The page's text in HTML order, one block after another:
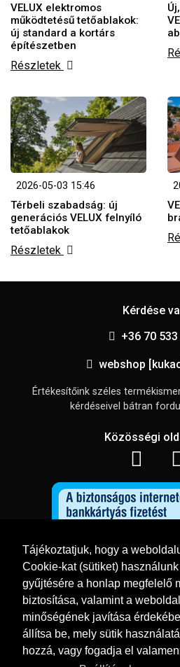
Tájékoztatjuk, hogy a
Cookie-kat (sütiket)
gyűjtésére a honlap megfelelő
biztosítása, valamint a weboldal
minőségének javítása
állítsa be, mely sütik
hozzá, vagy fogadja el
VELUX elektromos
működtetésű tetőablakok:
új standard a kortárs
építészetben
Részletek
2026-05-03 15:46
Térbeli szabadság: új
generációs VELUX felnyíló
tetőablakok
Részletek
Kérdése
+36 70
webshop
Értékesítőink széles
kérdéseivel bátran
Közösségi
Adatkezelési
Általános
Süti